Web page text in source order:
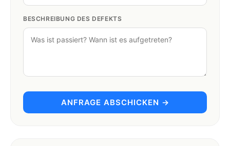
BESCHREIBUNG DES DEFEKTS
ANFRAGE ABSCHICKEN →